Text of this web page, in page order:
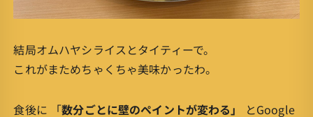
結局オムハヤシライスとタイティーで。
これがまためちゃくちゃ美味かったわ。
食後に 「数分ごとに壁のペイントが変わる」 とGoogle